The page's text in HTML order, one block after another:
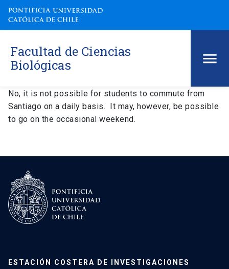
Facultad de Ciencias
Biológicas
No, it is not possible for students to commute from
Santiago on a daily basis. It may, however, be possible
to go on the occasional weekend.
ESTACIÓN COSTERA DE INVESTIGACIONES